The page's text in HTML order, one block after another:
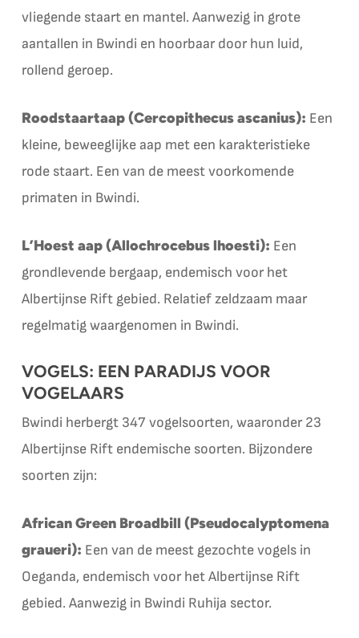
vliegende staart en mantel. Aanwezig in grote
aantallen in Bwindi en hoorbaar door hun luid,
rollend geroep.
Roodstaartaap (Cercopithecus ascanius): Een
kleine, beweeglijke aap met een karakteristieke
rode staart. Een van de meest voorkomende
primaten in Bwindi.
L’Hoest aap (Allochrocebus lhoesti): Een
grondlevende bergaap, endemisch voor het
Albertijnse Rift gebied. Relatief zeldzaam maar
regelmatig waargenomen in Bwindi.
VOGELS: EEN PARADIJS VOOR
VOGELAARS
Bwindi herbergt 347 vogelsoorten, waaronder 23
Albertijnse Rift endemische soorten. Bijzondere
soorten zijn:
African Green Broadbill (Pseudocalyptomena
graueri): Een van de meest gezochte vogels in
Oeganda, endemisch voor het Albertijnse Rift
gebied. Aanwezig in Bwindi Ruhija sector.